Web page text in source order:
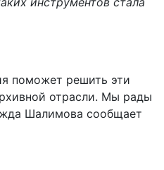
поможет решить эти
отрасли. Мы рады
Шалимова сообщает